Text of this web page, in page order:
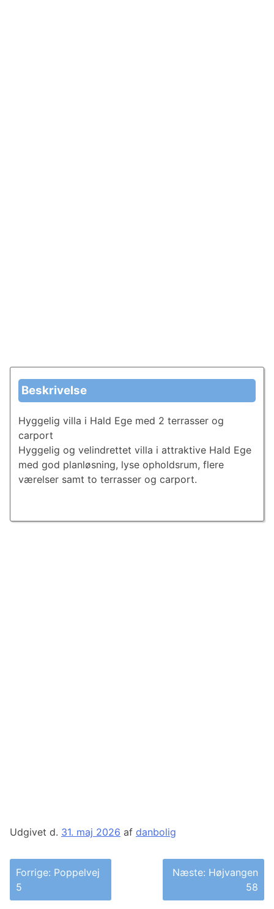
Beskrivelse
Hyggelig villa i Hald Ege med 2 terrasser og
carport
Hyggelig og velindrettet villa i attraktive Hald Ege
med god planløsning, lyse opholdsrum, flere
værelser samt to terrasser og carport.
Udgivet d. 31. maj 2026 af danbolig
Indlægsnavigation
Forrige: Poppelvej
5
Næste: Højvangen
58